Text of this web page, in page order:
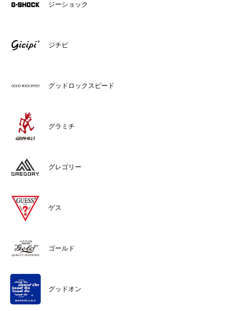
ジーショック
ジチピ
グッドロックスピード
グラミチ
グレゴリー
ゲス
ゴールド
グッドオン